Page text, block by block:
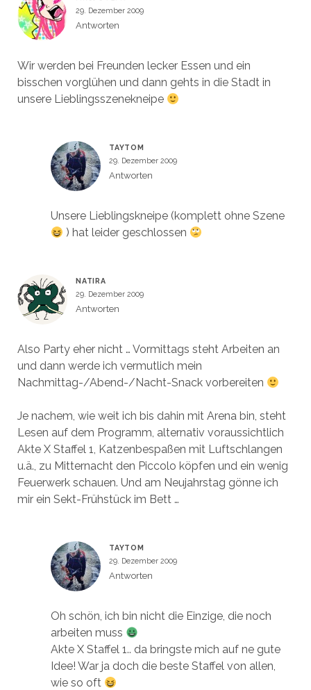
29. Dezember 2009
Antworten
Wir werden bei Freunden lecker Essen und ein
bisschen vorglühen und dann gehts in die Stadt in
unsere Lieblingsszenekneipe
TAYTOM
29. Dezember 2009
Antworten
Unsere Lieblingskneipe (komplett ohne Szene
) hat leider geschlossen
NATIRA
29. Dezember 2009
Antworten
Also Party eher nicht … Vormittags steht Arbeiten an
und dann werde ich vermutlich mein
Nachmittag-/Abend-/Nacht-Snack vorbereiten
Je nachem, wie weit ich bis dahin mit Arena bin, steht
Lesen auf dem Programm, alternativ voraussichtlich
Akte X Staffel 1, Katzenbespaßen mit Luftschlangen
u.ä., zu Mitternacht den Piccolo köpfen und ein wenig
Feuerwerk schauen. Und am Neujahrstag gönne ich
mir ein Sekt-Frühstück im Bett …
TAYTOM
29. Dezember 2009
Antworten
Oh schön, ich bin nicht die Einzige, die noch
arbeiten muss
Akte X Staffel 1.. da bringste mich auf ne gute
Idee! War ja doch die beste Staffel von allen,
wie so oft